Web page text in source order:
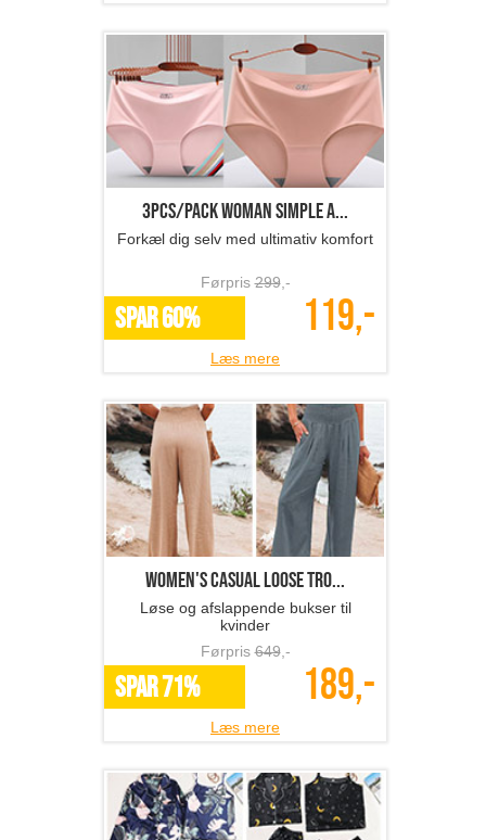
3pcs/Pack Woman simple a...
Forkæl dig selv med ultimativ komfort
Førpris299,-
SPAR 60% 119,-
Læs mere
Women's casual loose tro...
Løse og afslappende bukser til
kvinder
Førpris649,-
SPAR 71% 189,-
Læs mere